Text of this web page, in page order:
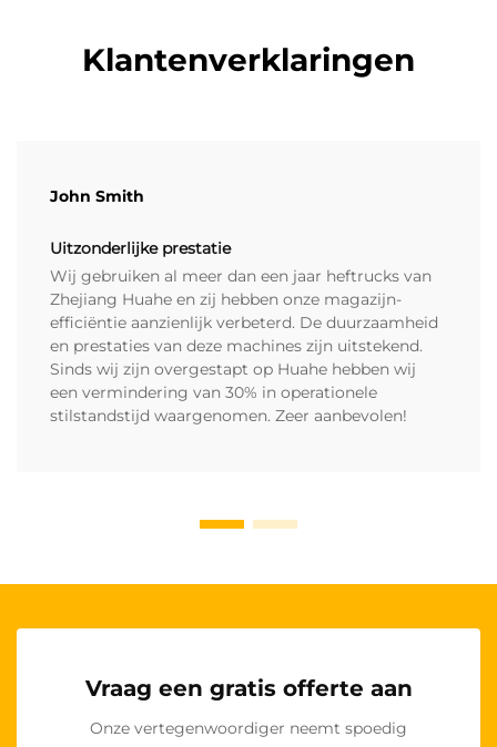
Klantenverklaringen
John Smith
Uitzonderlijke prestatie
Wij gebruiken al meer dan een jaar heftrucks van
Zhejiang Huahe en zij hebben onze magazijn-
efficiëntie aanzienlijk verbeterd. De duurzaamheid
en prestaties van deze machines zijn uitstekend.
Sinds wij zijn overgestapt op Huahe hebben wij
een vermindering van 30% in operationele
stilstandstijd waargenomen. Zeer aanbevolen!
Vraag een gratis offerte aan
Onze vertegenwoordiger neemt spoedig